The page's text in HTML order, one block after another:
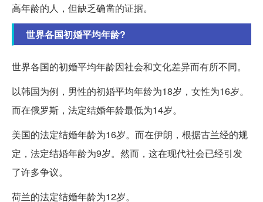
高年龄的人，但缺乏确凿的证据。
世界各国初婚平均年龄?
世界各国的初婚平均年龄因社会和文化差异而有所不同。
以韩国为例，男性的初婚平均年龄为18岁，女性为16岁。
而在俄罗斯，法定结婚年龄最低为14岁。
美国的法定结婚年龄为16岁。而在伊朗，根据古兰经的规
定，法定结婚年龄为9岁。然而，这在现代社会已经引发
了许多争议。
荷兰的法定结婚年龄为12岁。